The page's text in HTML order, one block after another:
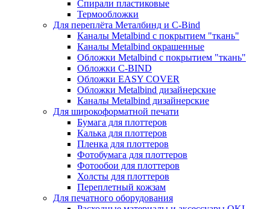
Спирали пластиковые
Термообложки
Для переплёта Металбинд и C-Bind
Каналы Metalbind с покрытием "ткань"
Каналы Metalbind окрашенные
Обложки Metalbind с покрытием "ткань"
Обложки C-BIND
Обложки EASY COVER
Обложки Metalbind дизайнерские
Каналы Metalbind дизайнерские
Для широкоформатной печати
Бумага для плоттеров
Калька для плоттеров
Пленка для плоттеров
Фотобумага для плоттеров
Фотообои для плоттеров
Холсты для плоттеров
Переплетный кожзам
Для печатного оборудования